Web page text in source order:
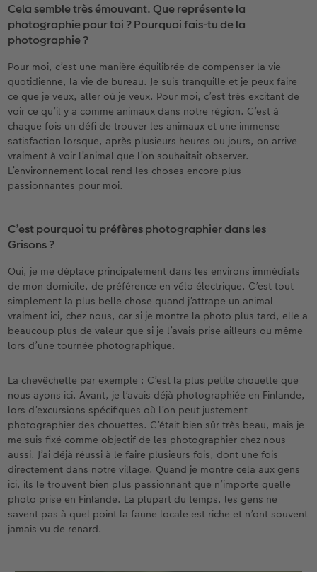
Cela semble très émouvant. Que représente la
photographie pour toi ? Pourquoi fais-tu de la
photographie ?
Pour moi, c’est une manière équilibrée de compenser la vie
quotidienne, la vie de bureau. Je suis tranquille et je peux faire
ce que je veux, aller où je veux. Pour moi, c’est très excitant de
voir ce qu’il y a comme animaux dans notre région. C’est à
chaque fois un défi de trouver les animaux et une immense
satisfaction lorsque, après plusieurs heures ou jours, on arrive
vraiment à voir l’animal que l’on souhaitait observer.
L’environnement local rend les choses encore plus
passionnantes pour moi.
C’est pourquoi tu préfères photographier dans les
Grisons ?
Oui, je me déplace principalement dans les environs immédiats
de mon domicile, de préférence en vélo électrique. C’est tout
simplement la plus belle chose quand j’attrape un animal
vraiment ici, chez nous, car si je montre la photo plus tard, elle a
beaucoup plus de valeur que si je l’avais prise ailleurs ou même
lors d’une tournée photographique.
La chevêchette par exemple : C’est la plus petite chouette que
nous ayons ici. Avant, je l’avais déjà photographiée en Finlande,
lors d’excursions spécifiques où l’on peut justement
photographier des chouettes. C’était bien sûr très beau, mais je
me suis fixé comme objectif de les photographier chez nous
aussi. J’ai déjà réussi à le faire plusieurs fois, dont une fois
directement dans notre village. Quand je montre cela aux gens
ici, ils le trouvent bien plus passionnant que n’importe quelle
photo prise en Finlande. La plupart du temps, les gens ne
savent pas à quel point la faune locale est riche et n’ont souvent
jamais vu de renard.